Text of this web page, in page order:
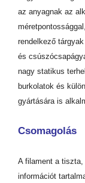
az anyagnak az
rendelkező
és
nagy statikus
burkolatok és
gyártására is
Csomagolás
A filament a
információt